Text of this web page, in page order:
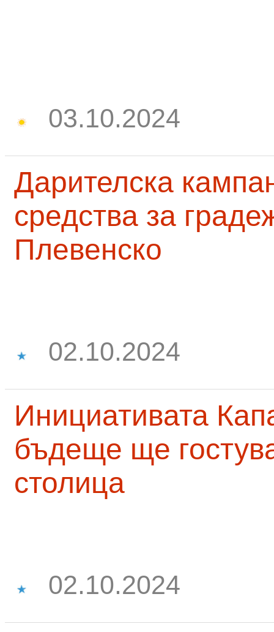
03.10.2024
Дарителска
средства за
Плевенско
02.10.2024
Инициативата
бъдеще ще
столица
02.10.2024